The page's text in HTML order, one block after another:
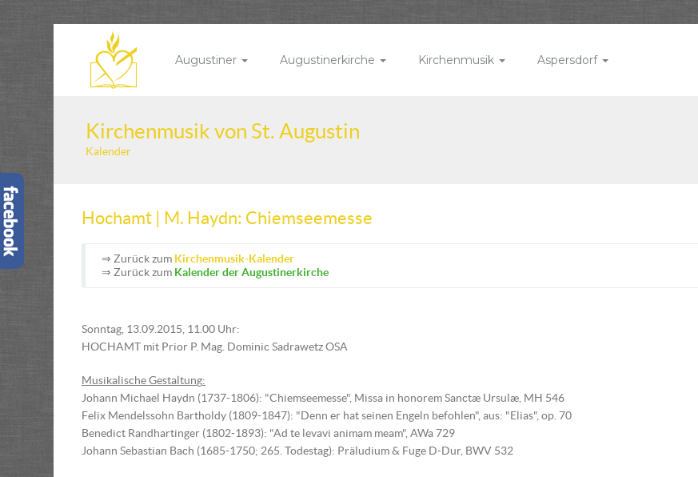
Augustiner Augustinerkirche Kirchenmusik Aspersdorf
Kirchenmusik von St. Augustin
Kalender
Hochamt | M. Haydn: Chiemseemesse
⇒ Zurück zum Kirchenmusik-Kalender
⇒ Zurück zum Kalender der Augustinerkirche
Sonntag, 13.09.2015, 11.00 Uhr:
HOCHAMT mit Prior P. Mag. Dominic Sadrawetz OSA
Musikalische Gestaltung:
Johann Michael Haydn (1737-1806): "Chiemseemesse", Missa in honorem Sanctæ Ursulæ, MH 546
Felix Mendelssohn Bartholdy (1809-1847): "Denn er hat seinen Engeln befohlen", aus: "Elias", op. 70
Benedict Randhartinger (1802-1893): "Ad te levavi animam meam", AWa 729
Johann Sebastian Bach (1685-1750; 265. Todestag): Präludium & Fuge D-Dur, BWV 532